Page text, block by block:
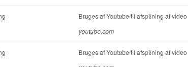
Bruges af Youtube til afspilning af video
youtube.com
Bruges af Youtube til afspilning af video